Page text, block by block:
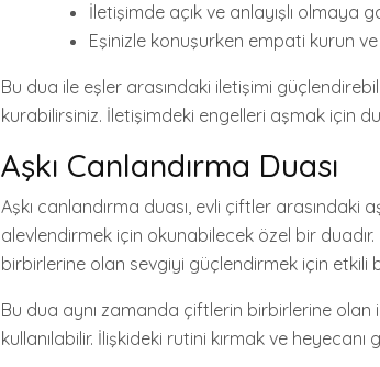
İletişimde açık ve anlayışlı olmaya
Eşinizle konuşurken empati kurun ve
Bu dua ile eşler arasındaki iletişimi
kurabilirsiniz. İletişimdeki engelleri aşmak için
Aşkı Canlandırma Duası
Aşkı canlandırma duası, evli çiftler arasındaki
alevlendirmek için okunabilecek özel bir
birbirlerine olan sevgiyi güçlendirmek için etkili
Bu dua aynı zamanda çiftlerin birbirlerine
kullanılabilir. İlişkideki rutini kırmak ve